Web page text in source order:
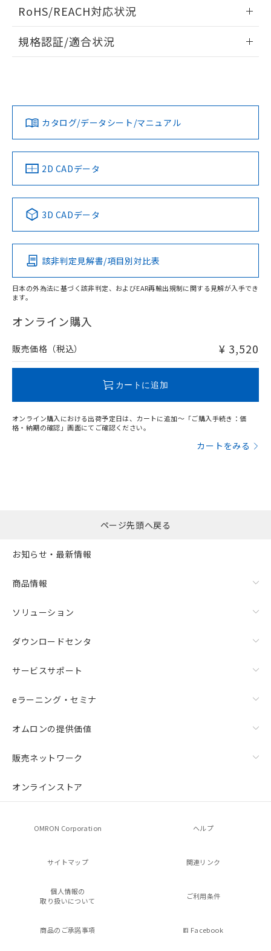
ドすることができます。
ログイン/会員登録
ダウンロードデータをご利用いただく前に、以下を必ずお読
みください。
ソフトウェアの使用条件
RoHS/REACH対応状況
EU RoHS 注意事項・凡例
対応済み
中国 RoHS 注意事項・凡例
Pb Hg Cd Cr(VI)
O
在庫等で未対応品が混在する可能性があります。
問い合わせください。
規格認証/適合状況
カタログ/データシート/マニュアル
2D CADデータ
3D CADデータ
該非判定見解書/項目別対比表
日本の外為法に基づく該非判定、およびEAR再輸出規制に関する見解が入手でき
ます。
オンライン購入
販売価格（税込） ¥ 3,520
カートに追加
オンライン購入における出荷予定日は、カートに追加～「ご購入手続き：価
格・納期の確認」画面にてご確認ください。
カートをみる
ページ先頭へ戻る
お知らせ・最新情報
商品情報
ソリューション
ダウンロードセンタ
サービスサポート
eラーニング・セミナ
オムロンの提供価値
販売ネットワーク
オンラインストア
OMRON Corporation ヘルプ
サイトマップ 関連リンク
個人情報の
取り扱いについて
ご利用条件
商品のご承諾事項 Facebook